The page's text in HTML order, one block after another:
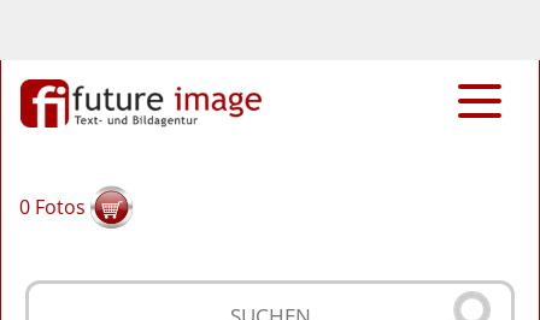
0 Fotos